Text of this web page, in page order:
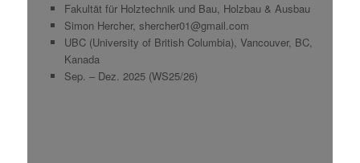
Fakultät für Holztechnik und Bau, Holzbau & Ausbau
Simon Hercher, shercher01@gmail.com
UBC (University of British Columbia), Vancouver, BC,
Kanada
Sep. – Dez. 2025 (WS25/26)